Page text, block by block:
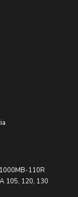
110R
105, 120, 130